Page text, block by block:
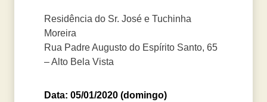
Residência do Sr. José e Tuchinha
Moreira
Rua Padre Augusto do Espírito Santo, 65
– Alto Bela Vista
Data: 05/01/2020 (domingo)